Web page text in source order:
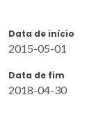
Data de início
2015-05-01
Data de fim
2018-04-30